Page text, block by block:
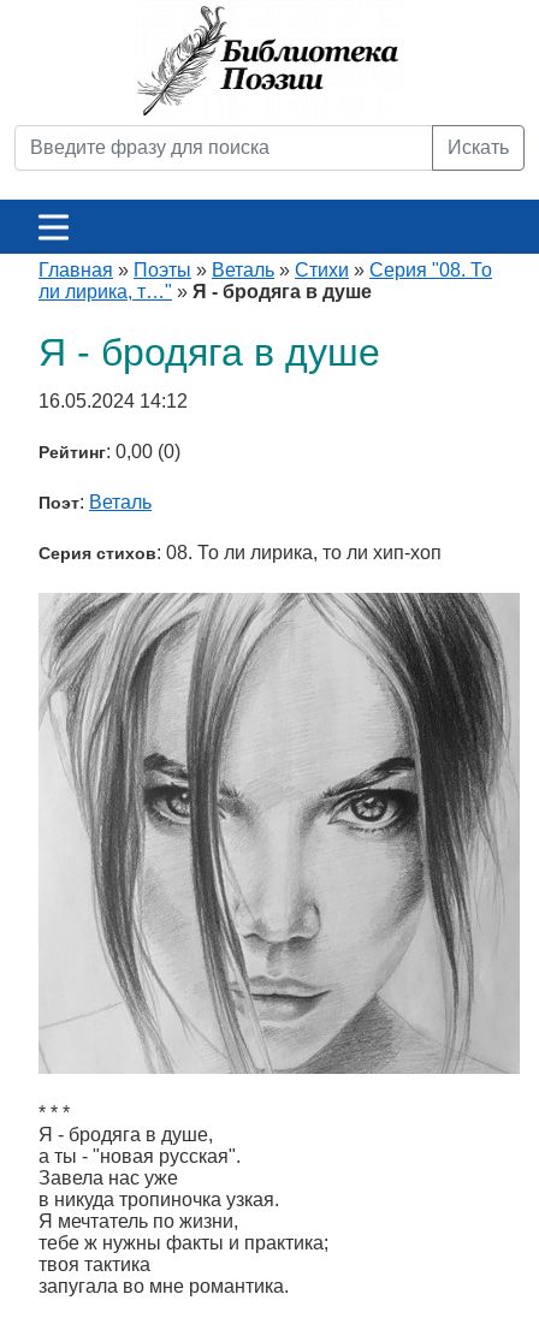
Искать
Главная » Поэты » Веталь » Стихи » Серия "08. То
ли лирика, т…" » Я - бродяга в душе
Я - бродяга в душе
16.05.2024 14:12
Рейтинг: 0,00 (0)
Поэт: Веталь
Серия стихов: 08. То ли лирика, то ли хип-хоп
* * *
Я - бродяга в душе,
а ты - "новая русская".
Завела нас уже
в никуда тропиночка узкая.
Я мечтатель по жизни,
тебе ж нужны факты и практика;
твоя тактика
запугала во мне романтика.